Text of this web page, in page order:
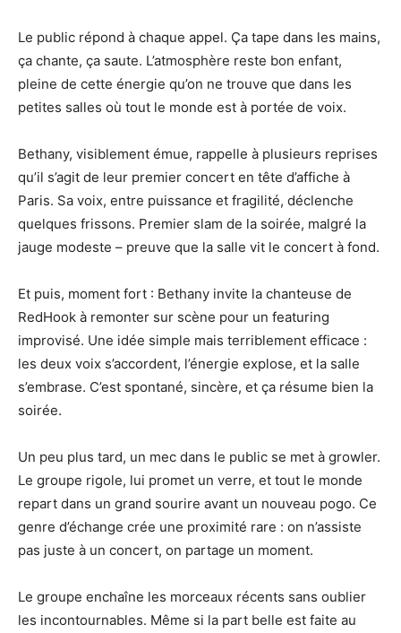
Le public répond à chaque appel. Ça tape dans les mains,
ça chante, ça saute. L’atmosphère reste bon enfant,
pleine de cette énergie qu’on ne trouve que dans les
petites salles où tout le monde est à portée de voix.
Bethany, visiblement émue, rappelle à plusieurs reprises
qu’il s’agit de leur premier concert en tête d’affiche à
Paris. Sa voix, entre puissance et fragilité, déclenche
quelques frissons. Premier slam de la soirée, malgré la
jauge modeste – preuve que la salle vit le concert à fond.
Et puis, moment fort : Bethany invite la chanteuse de
RedHook à remonter sur scène pour un featuring
improvisé. Une idée simple mais terriblement efficace :
les deux voix s’accordent, l’énergie explose, et la salle
s’embrase. C’est spontané, sincère, et ça résume bien la
soirée.
Un peu plus tard, un mec dans le public se met à growler.
Le groupe rigole, lui promet un verre, et tout le monde
repart dans un grand sourire avant un nouveau pogo. Ce
genre d’échange crée une proximité rare : on n’assiste
pas juste à un concert, on partage un moment.
Le groupe enchaîne les morceaux récents sans oublier
les incontournables. Même si la part belle est faite au